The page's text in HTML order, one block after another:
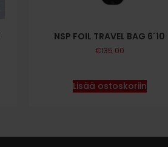
NSP FOIL TRAVEL BAG 6´10
€135.00
Lisää ostoskoriin